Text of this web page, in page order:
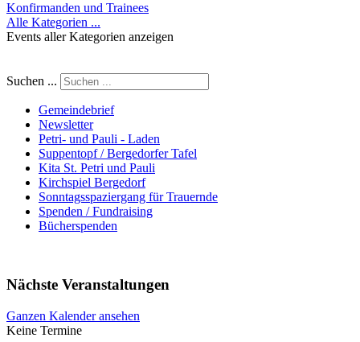
Konfirmanden und Trainees
Alle Kategorien ...
Events aller Kategorien anzeigen
Suchen ...
Gemeindebrief
Newsletter
Petri- und Pauli - Laden
Suppentopf / Bergedorfer Tafel
Kita St. Petri und Pauli
Kirchspiel Bergedorf
Sonntagsspaziergang für Trauernde
Spenden / Fundraising
Bücherspenden
Nächste Veranstaltungen
Ganzen Kalender ansehen
Keine Termine